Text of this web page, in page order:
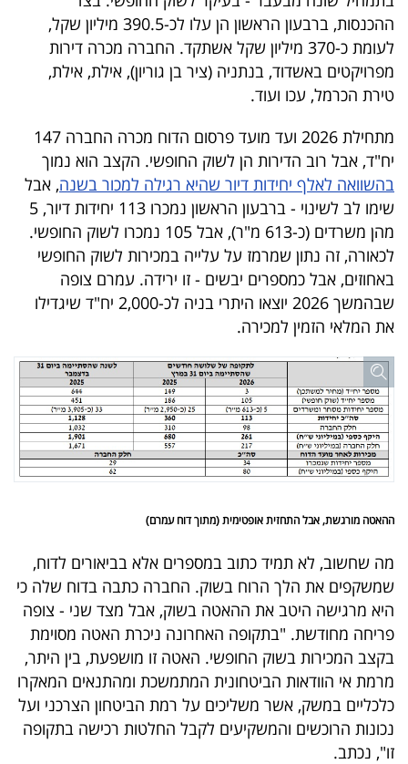
40
UNDER
40
שיתופי
פעולה
דרושים
ניוזלטרים
מייל
אדום
פרסמו
באייס
עקבו
אחרינו:
ההכנסות, ברבעון הראשון הן עלו לכ-390.5 מיליון שקל,
לעומת כ-370 מיליון שקל אשתקד. החברה מכרה דירות
מפרויקטים באשדוד, בנתניה (ציר בן גוריון), אילת, אילת,
טירת הכרמל, עכו ועוד.
מתחילת 2026 ועד מועד פרסום הדוח מכרה החברה 147
יח"ד, אבל רוב הדירות הן לשוק החופשי. הקצב הוא נמוך
בהשוואה לאלף יחידות דיור שהיא רגילה למכור בשנה, אבל
שימו לב לשינוי - ברבעון הראשון נמכרו 113 יחידות דיור, 5
מהן משרדים (כ-613 מ"ר), אבל 105 נמכרו לשוק החופשי.
לכאורה, זה נתון שמרמז על עלייה במכירות לשוק החופשי
באחוזים, אבל כמספרים יבשים - זו ירידה. עמרם צופה
שבהמשך 2026 יוצאו היתרי בניה לכ-2,000 יח"ד שיגדילו
את המלאי הזמין למכירה.
ההאטה מורגשת, אבל התחזית אופטימית (מתוך דוח עמרם)
מה שחשוב, לא תמיד כתוב במספרים אלא בביאורים לדוח,
שמשקפים את הלך הרוח בשוק. החברה כתבה בדוח שלה כי
היא מרגישה היטב את ההאטה בשוק, אבל מצד שני - צופה
פריחה מחודשת. "בתקופה האחרונה ניכרת האטה מסוימת
בקצב המכירות בשוק החופשי. האטה זו מושפעת, בין היתר,
מרמת אי הוודאות הביטחונית המתמשכת ומהתנאים המאקרו
כלכליים במשק, אשר משליכים על רמת הביטחון הצרכני ועל
נכונות הרוכשים והמשקיעים לקבל החלטות רכישה בתקופה
זו", נכתב.